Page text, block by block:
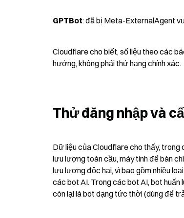
GPTBot: đã bị Meta-ExternalAgent
Cloudflare cho biết, số liệu theo các
hướng, không phải thứ hạng chính xác.
Thử đăng nhập và
Dữ liệu của Cloudflare cho thấy,
lưu lượng toàn cầu, máy tính để bàn
lưu lượng độc hại, vì bao gồm nhiều
các bot AI. Trong các bot AI, bot huấn
còn lại là bot dạng tức thời (dùng để